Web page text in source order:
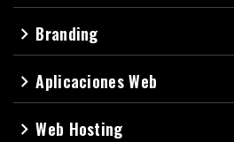
navigate_next Branding
navigate_nextAplicaciones Web
navigate_nextWeb Hosting